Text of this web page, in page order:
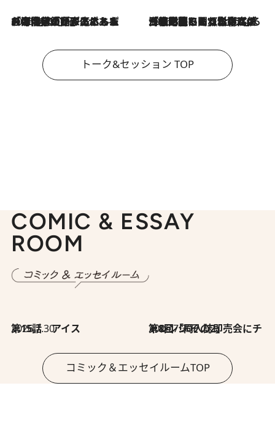
2026.8.3
「今後値上げがあるとすれば…」「リスクがあるのは今年の冬」エネルギー専門家が語る、ホルムズ海峡封鎖が家庭にもたらす“ある心配” 2026.8.3
「住宅建てられない…」「サーチャージ料の高値が続いている」ホルムズ海峡封鎖による影響はいつまで続く？《エネルギー専門家に聞く“どうなる日本の暮らし”》
トーク&セッション TOP
COMIC & ESSAY
ROOM
2026.7.30
第15話 アイス 2026.7.30
第8回「同人誌即売会にチャレンジ その2」
コミック＆エッセイルームTOP